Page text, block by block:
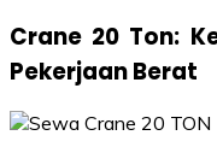
Crane 20 Ton:
Pekerjaan Berat